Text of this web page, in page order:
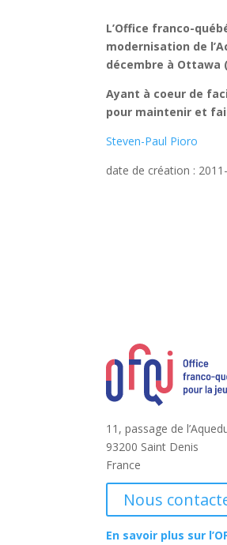
L’Office franco-
modernisation de
décembre à Ottawa
Ayant à coeur de
pour maintenir et
Steven-Paul Pioro
date de création :
11, passage de
93200 Saint Denis
France
Nous
En savoir plus sur